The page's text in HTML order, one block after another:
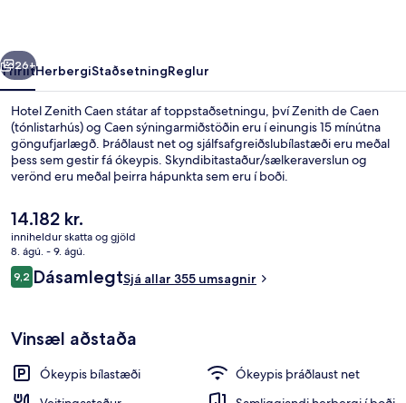
Næsta
26+
YfirlitHerbergiStaðsetningReglur
Hotel Zenith Caen státar af toppstaðsetningu, því Zenith de Caen
(tónlistarhús) og Caen sýningarmiðstöðin eru í einungis 15 mínútna
göngufjarlægð. Þráðlaust net og sjálfsafgreiðslubílastæði eru meðal
þess sem gestir fá ókeypis. Skyndibitastaður/sælkeraverslun og
verönd eru meðal þeirra hápunkta sem eru í boði.
Núverandi
verð
er
14.182 kr.
14.182 kr.
inniheldur skatta og gjöld
8. ágú. - 9. ágú.
Umsagnir
9,29,2 af 10
DásamlegtSjá allar 355 umsagnir
Vinsæl aðstaða
Ókeypis bílastæði
Ókeypis þráðlaust net